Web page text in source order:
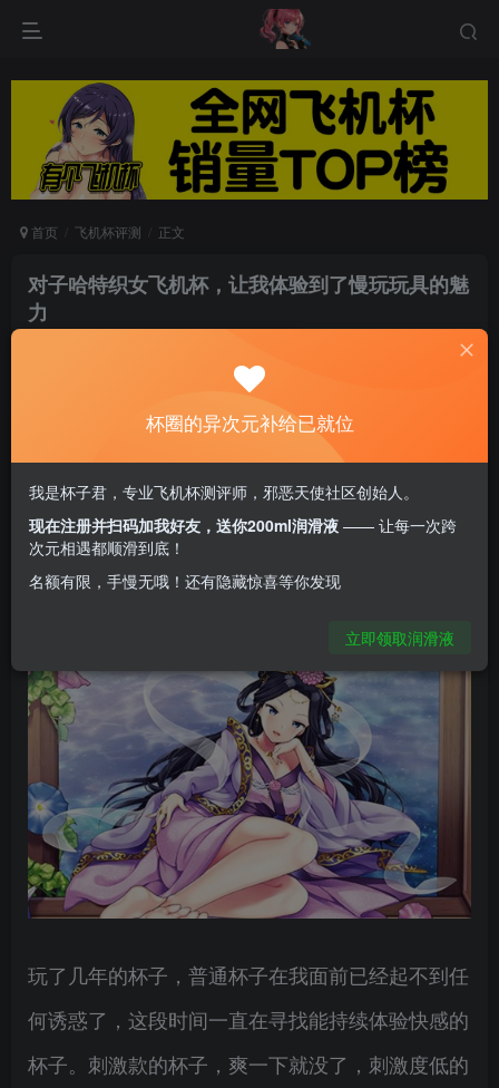
首页 飞机杯评测 正文
对子哈特织女飞机杯，让我体验到了慢玩玩具的魅
力
各位好，我是神秘测评君！作为老司机，玩了三年
的飞机杯，自诩经验丰富，起码能勇冲R20（一个
比较刺激的杯），群内手冲比赛永夺第一人，群龙
王见到我都要下雨。
玩了几年的杯子，普通杯子在我面前已经起不到任
何诱惑了，这段时间一直在寻找能持续体验快感的
杯子。刺激款的杯子，爽一下就没了，刺激度低的
杯圈的异次元补给已就位
我是杯子君，专业飞机杯测评师，邪恶天使社区创始人。
现在注册并扫码加我好友，送你200ml润滑液 —— 让每一次跨
次元相遇都顺滑到底！
名额有限，手慢无哦！还有隐藏惊喜等你发现
立即领取润滑液